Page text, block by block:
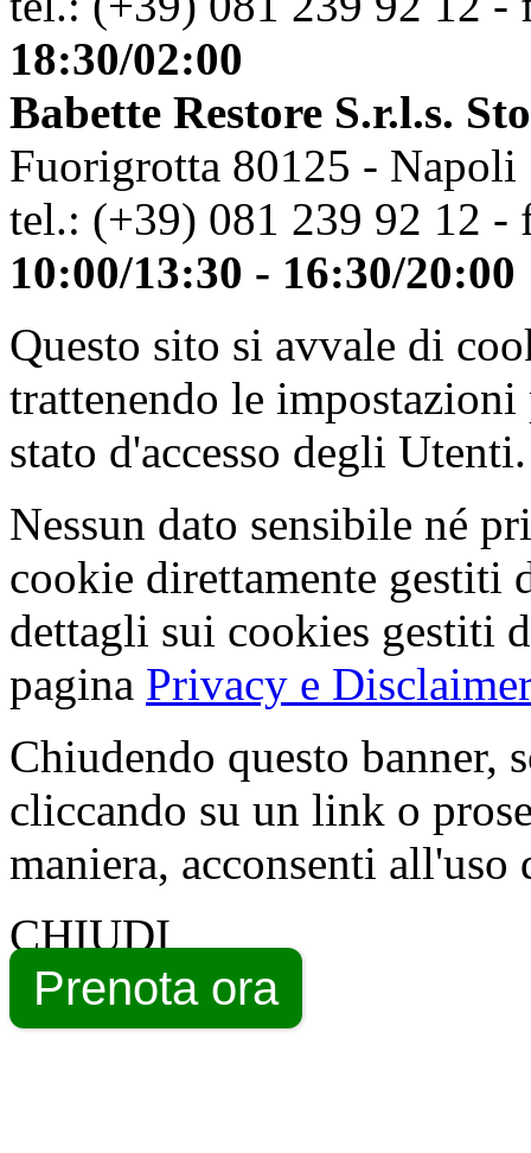
18:30/02:00
Babette Restore S.r.l.s.
Fuorigrotta 80125 - Napoli
tel.: (+39) 081 239 92 12 -
10:00/13:30 - 16:30/20:00
Questo sito si avvale di
trattenendo le
stato d'accesso degli Utenti.
Nessun dato sensibile né
cookie direttamente gestiti
dettagli sui cookies gestiti
pagina Privacy e Disclaimer
Chiudendo questo banner,
cliccando su un link o
maniera, acconsenti all'uso
CHIUDI
Prenota ora